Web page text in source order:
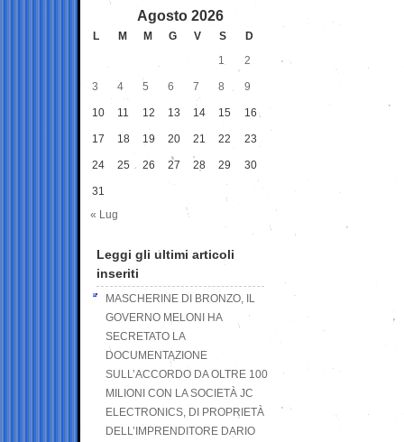
Agosto 2026
L M M G V S
D
1
2
3 4 5 6 7 8 9
10 11 12 13 14 15 16
17 18 19 20 21 22 23
24 25 26 27 28 29 30
31
« Lug
Leggi gli ultimi articoli
inseriti
MASCHERINE DI BRONZO, IL
GOVERNO MELONI HA
SECRETATO LA
DOCUMENTAZIONE
SULL’ACCORDO DA OLTRE 100
MILIONI CON LA SOCIETÀ JC
ELECTRONICS, DI PROPRIETÀ
DELL’IMPRENDITORE DARIO